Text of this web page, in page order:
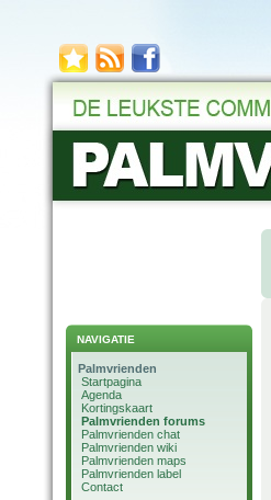
NAVIGATIE
Palmvrienden
Startpagina
Agenda
Kortingskaart
Palmvrienden forums
Palmvrienden chat
Palmvrienden wiki
Palmvrienden maps
Palmvrienden label
Contact